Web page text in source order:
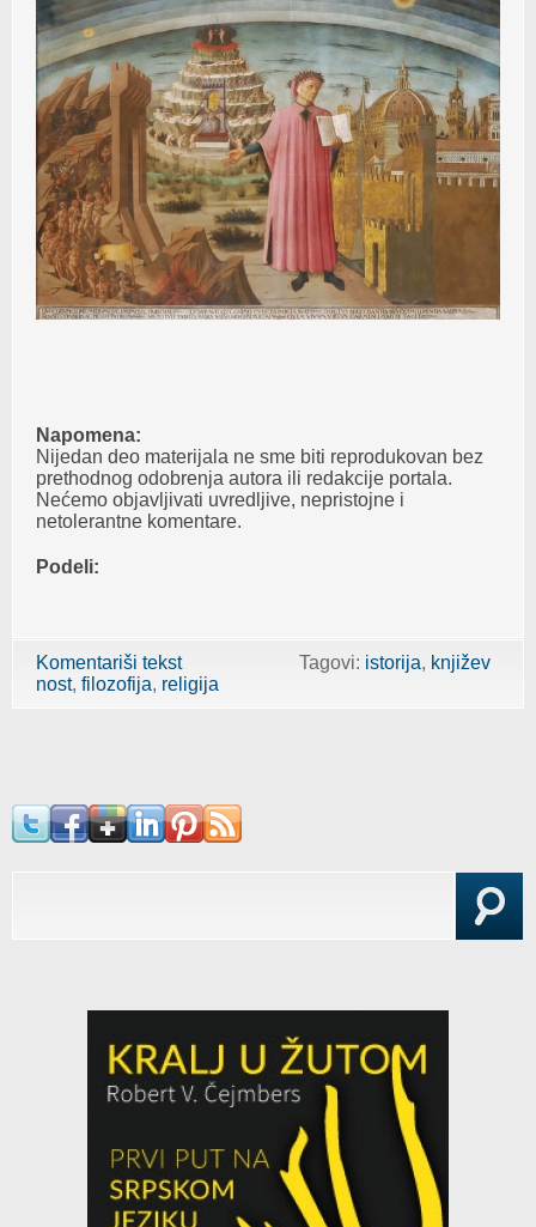
Napomena:
Nijedan deo materijala ne sme biti reprodukovan bez
prethodnog odobrenja autora ili redakcije portala.
Nećemo objavljivati uvredljive, nepristojne i
netolerantne komentare.
Podeli:
Komentariši tekst Tagovi: istorija
književ
nost filozofija religija